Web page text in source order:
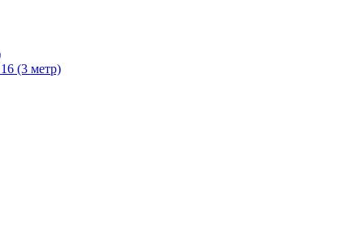
(3 метр)